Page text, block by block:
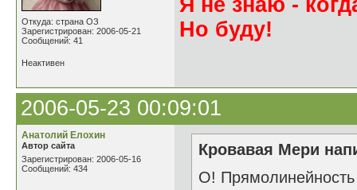
Откуда: страна ОЗ
Зарегистрирован: 2006-05-21
Сообщений: 41
Я не знаю -
Но буду!
Неактивен
2006-05-23 00:09:01
Анатолий Елохин
Автор сайта
Зарегистрирован: 2006-05-16
Сообщений: 434
Кровавая Мери
О! Прямолинейность